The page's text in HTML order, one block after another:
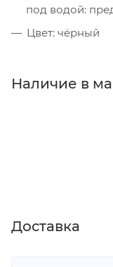
под водой:
Цвет: чёрный
Наличие в
Доставка